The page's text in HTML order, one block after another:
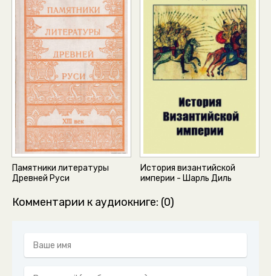
Памятники литературы
Древней Руси
История византийской
империи - Шарль Диль
Комментарии к аудиокниге: (0)